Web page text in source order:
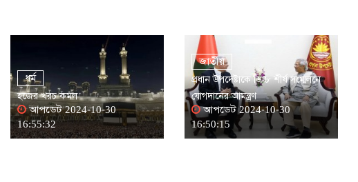
ধর্ম
হজের খরচ কমল
আপডেট 2024-10-30
16:55:32
জাতীয়
প্রধান উপদেষ্টাকে ডি-৮ শীর্ষ সম্মেলনে
যোগদানের আমন্ত্রণ
আপডেট 2024-10-30
16:50:15